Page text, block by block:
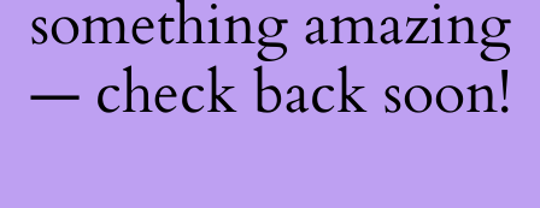
something amazing
— check back soon!